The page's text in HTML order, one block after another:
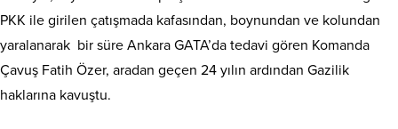
PKK ile girilen çatışmada kafasından, boynundan ve kolundan
yaralanarak bir süre Ankara GATA’da tedavi gören Komanda
Çavuş Fatih Özer, aradan geçen 24 yılın ardından Gazilik
haklarına kavuştu.